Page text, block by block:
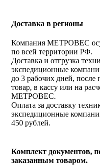
Доставка в регионы
Компания МЕТРОВЕС
по всей территории РФ.
Доставка и отгрузка
экспедиционные
до 3 рабочих дней, после
товар, в кассу или на
МЕТРОВЕС.
Оплата за доставку
экспедиционные
450 рублей.
Комплект документов,
заказанным товаром.